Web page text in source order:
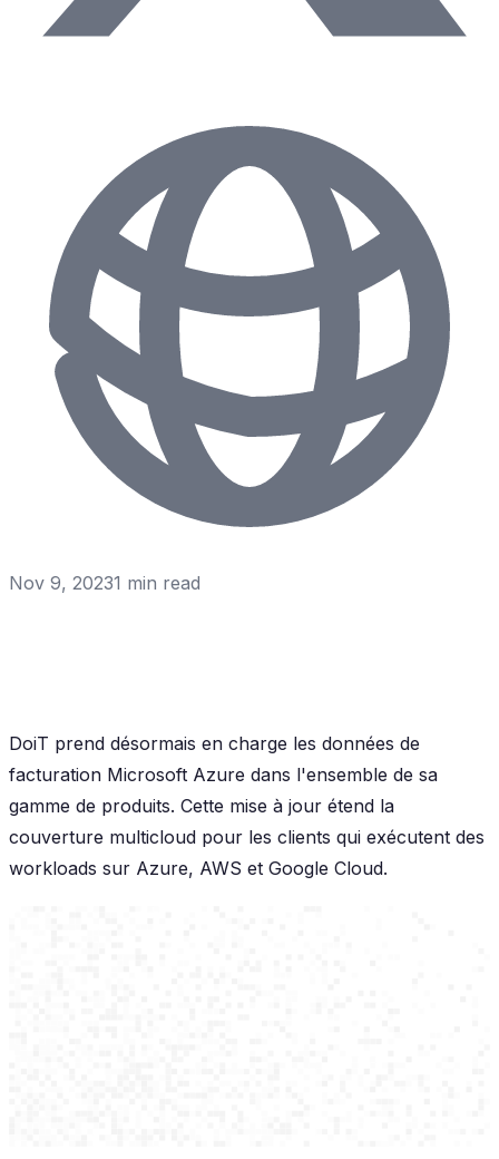
Nov 9, 20231 min read
DoiT prend désormais en charge les données de
facturation Microsoft Azure dans l'ensemble de sa
gamme de produits. Cette mise à jour étend la
couverture multicloud pour les clients qui exécutent des
workloads sur Azure, AWS et Google Cloud.